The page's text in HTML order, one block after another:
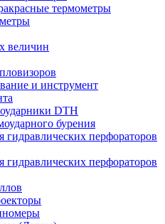
термометры
величин
и инструмент
DTH
бурения
гидравлических перфораторов
гидравлических перфораторов